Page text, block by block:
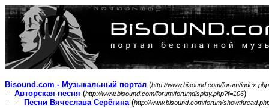
Bisound.com - Музыкальный портал (http://www.bisound.com/forum/index.php
- Авторская песня (http://www.bisound.com/forum/forumdisplay.php?f=106)
- -
Песни Вячеслава Серёгина(http://www.bisound.com/forum/